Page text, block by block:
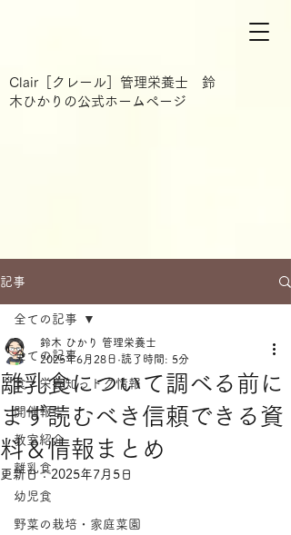
Clair［クレール］管理栄養士 鈴
木ひかりの公式ホームページ
記事
全ての記事
食・栄養知っトク情報
開催報告
教室紹介
離乳食
幼児食
野菜の栽培・家庭菜園
全ての記事
離乳食について調べる前に
まず読むべき信頼できる資
料＆情報まとめ
鈴木 ひかり 管理栄養士
2025年6月28日 読了時間: 5分
更新日：2025年7月5日